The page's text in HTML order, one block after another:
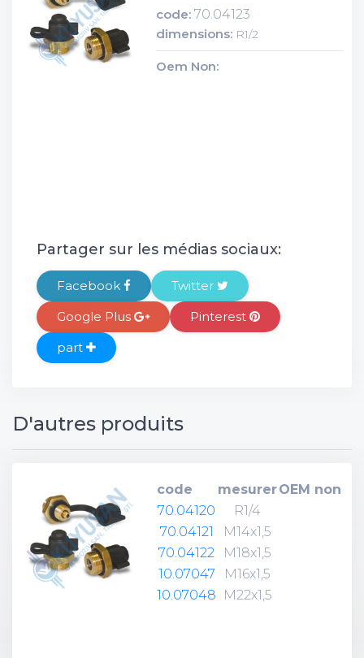
code: 70.04123
dimensions: R1/2
Oem Non:
Partager sur les médias sociaux:
Facebook
Twitter
Google Plus
Pinterest
part
D'autres produits
code mesurerOEM non
70.04120
R1/4
70.04121
M14x1,5
70.04122
M18x1,5
10.07047
M16x1,5
10.07048
M22x1,5